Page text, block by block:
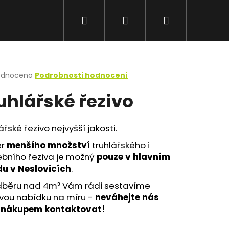
Přihlášení
Podrobnosti hodnocení
řezivo
řezivo nejvyšší jakosti.
menšího množství truhlářského i
řeziva je možný pouze v hlavním
v Neslovicích.
nad 4m³ Vám rádi sestavíme
nabídku na míru - neváhejte nás
kontaktovat!